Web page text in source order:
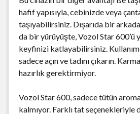
hafif yapısıyla, cebinizde veya
taşıyabilirsiniz. Dışarıda bir
da bir yürüyüşte, Vozol Star 600’ü
keyfinizi katlayabilirsiniz.
sadece açın ve tadını çıkarın.
hazırlık gerektirmiyor.
Vozol Star 600, sadece tütün
kalmıyor. Farklı tat seçenekleriyle